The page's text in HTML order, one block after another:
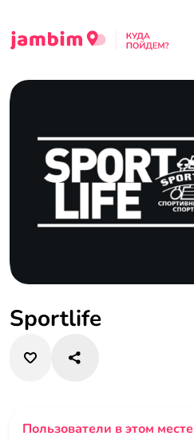
Sportlife
Пользователи в этом месте